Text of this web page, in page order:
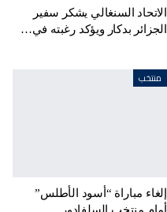
الاتحاد السنغالي يشكر سفير
الجزائر بدكار ويؤكد رغبته في…
منتخب
إلغاء مباراة “أسود الأطلس”